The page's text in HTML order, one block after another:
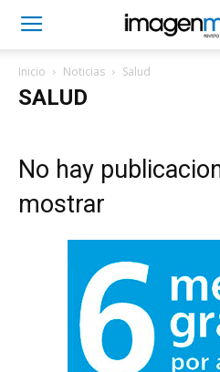
Inicio Noticias Salud
SALUD
No hay
mostrar